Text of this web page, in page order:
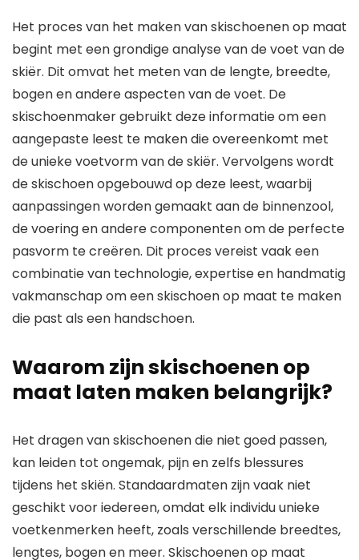
Het proces van het maken van skischoenen op maat
begint met een grondige analyse van de voet van de
skiër. Dit omvat het meten van de lengte, breedte,
bogen en andere aspecten van de voet. De
skischoenmaker gebruikt deze informatie om een ​​
aangepaste leest te maken die overeenkomt met
de unieke voetvorm van de skiër. Vervolgens wordt
de skischoen opgebouwd op deze leest, waarbij
aanpassingen worden gemaakt aan de binnenzool,
de voering en andere componenten om de perfecte
pasvorm te creëren. Dit proces vereist vaak een
combinatie van technologie, expertise en handmatig
vakmanschap om een ​​skischoen op maat te maken
die past als een handschoen.
Waarom zijn skischoenen op
maat laten maken belangrijk?
Het dragen van skischoenen die niet goed passen,
kan leiden tot ongemak, pijn en zelfs blessures
tijdens het skiën. Standaardmaten zijn vaak niet
geschikt voor iedereen, omdat elk individu unieke
voetkenmerken heeft, zoals verschillende breedtes,
lengtes, bogen en meer. Skischoenen op maat